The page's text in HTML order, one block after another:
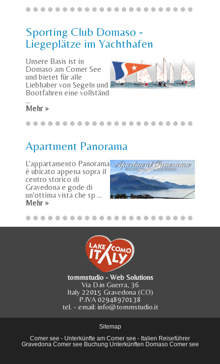
Sporting Club Domaso -
Liegeplätze im Yachthafen
Unsere Basis ist in
Domaso am Comer See
und bietet für alle
Liebhaber von Segeln und
Bootfahren eine vollständ
...
Mehr »
Apartment Panorama
L'appartamento Panorama
è ubicato appena sopra il
centro storico di
Gravedona e gode di
un'ottima vista che sp ...
Mehr »
tommstudio - Web Solutions
Via D.in Guerra, 36
Italy 22015 Gravedona (CO)
P.IVA 02948970138
tel. - email: info@tommstudio.it
Sitemap
Comer see - Unterkünfte am Comer see - Italien Reiseführer
Gravedona Comer see Buchung Unterkünften Domaso Comer see